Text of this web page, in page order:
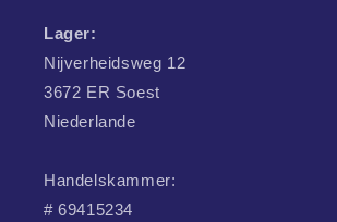
Lager:
Nijverheidsweg 12
3672 ER Soest
Niederlande
Handelskammer:
# 69415234